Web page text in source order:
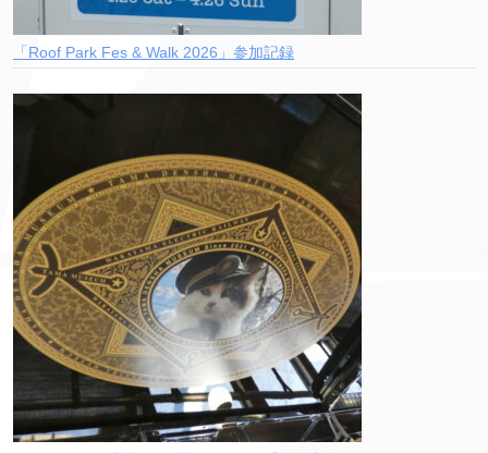
「Roof Park Fes & Walk 2026」参加記録